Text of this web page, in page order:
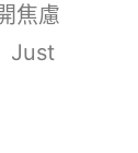
焦慮
Just